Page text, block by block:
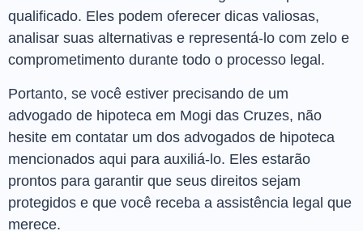
qualificado. Eles podem oferecer dicas valiosas,
analisar suas alternativas e representá-lo com zelo e
comprometimento durante todo o processo legal.
Portanto, se você estiver precisando de um
advogado de hipoteca em Mogi das Cruzes, não
hesite em contatar um dos advogados de hipoteca
mencionados aqui para auxiliá-lo. Eles estarão
prontos para garantir que seus direitos sejam
protegidos e que você receba a assistência legal que
merece.